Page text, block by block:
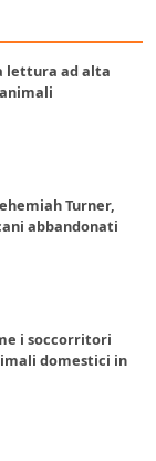
lettura ad alta
Turner,
abbandonati
i soccorritori
domestici in